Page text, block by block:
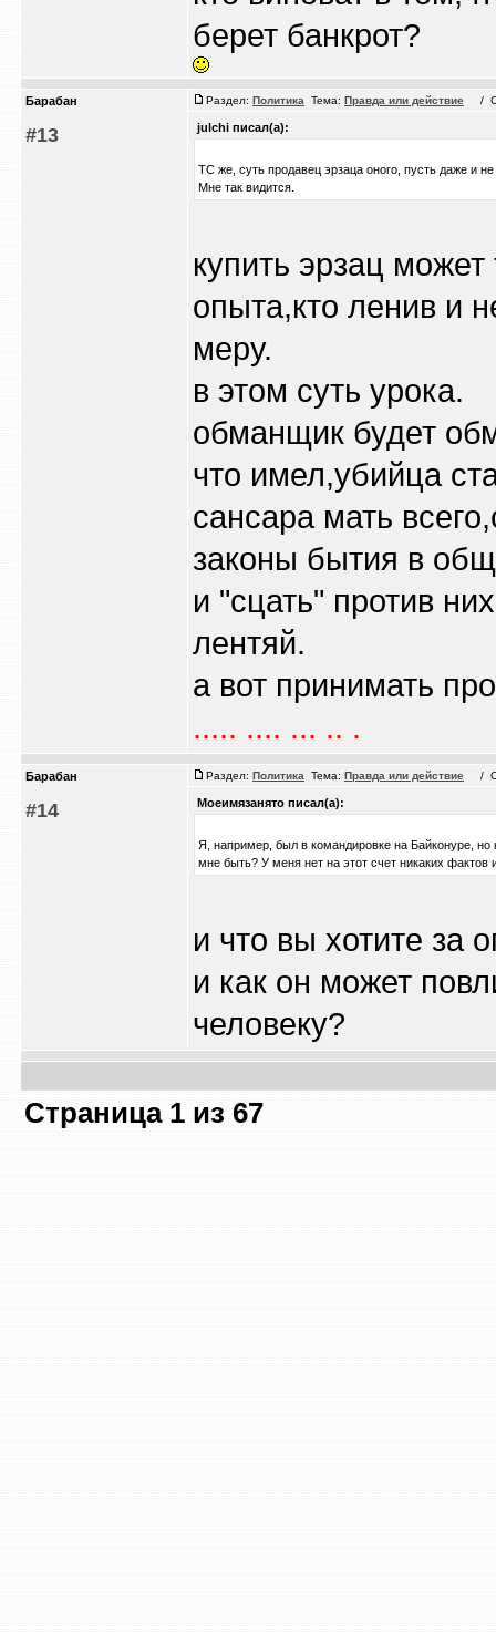
берет банкрот?
Барабан
#13
Раздел: Политика Тема: Правда или действие / Сб
julchi писал(а):
ТС же, суть продавец эрзаца оного, пусть даже и
Мне так видится.
купить эрзац может
опыта,кто ленив и
меру.
в этом суть урока.
обманщик будет
что имел,убийца
сансара мать
законы бытия в
и "сцать" против
лентяй.
а вот принимать
..... .... ... .. .
Барабан
#14
Раздел: Политика Тема: Правда или действие / Сб
Моеимязанято писал(а):
Я, например, был в командировке на Байконуре, но
мне быть? У меня нет на этот счет никаких фактов
и что вы хотите за
и как он может
человеку?
Страница 1 из 67